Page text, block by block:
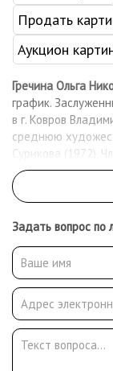
Продать
Аукцион
Гречина Ольга
график.
в г. Ковров
среднюю
Сурикова (1972),
Задать вопрос по